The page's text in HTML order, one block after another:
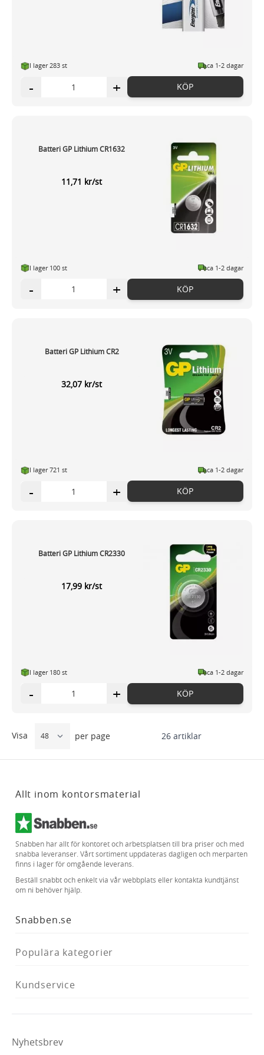
I lager 283 st ca 1-2 dagar
- + KÖP
Batteri GP Lithium CR1632
11,71 kr/st
I lager 100 st ca 1-2 dagar
- + KÖP
Batteri GP Lithium CR2
32,07 kr/st
I lager 721 st ca 1-2 dagar
- + KÖP
Batteri GP Lithium CR2330
17,99 kr/st
I lager 180 st ca 1-2 dagar
- + KÖP
26artiklar
Visa per page
Allt inom kontorsmaterial
Snabben har allt för kontoret och arbetsplatsen till bra priser och med
snabba leveranser. Vårt sortiment uppdateras dagligen och merparten
finns i lager för omgående leverans.
Beställ snabbt och enkelt via vår webbplats eller kontakta kundtjänst
om ni behöver hjälp.
Snabben.se
Populära kategorier
Kundservice
Nyhetsbrev